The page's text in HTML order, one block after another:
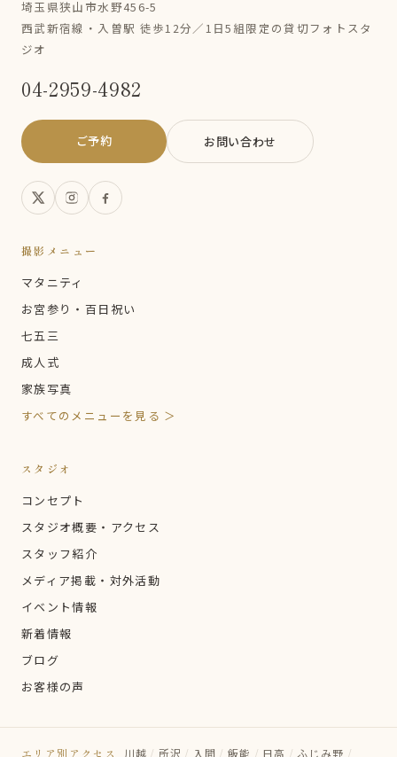
埼玉県狭山市水野456-5
西武新宿線・入曽駅 徒歩12分／1日5組限定の貸切フォトスタ
ジオ
04-2959-4982
ご予約 お問い合わせ
撮影メニュー
マタニティ
お宮参り・百日祝い
七五三
成人式
家族写真
すべてのメニューを見る ＞
スタジオ
コンセプト
スタジオ概要・アクセス
スタッフ紹介
メディア掲載・対外活動
イベント情報
新着情報
ブログ
お客様の声
エリア別アクセス 川越 / 所沢 / 入間 / 飯能 / 日高 / ふじみ野 /